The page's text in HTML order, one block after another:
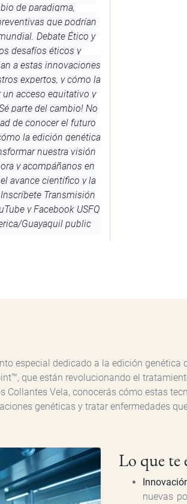
de paradigma,
que podrían
Debate Ético y
desafíos éticos y
a estas innovaciones
expertos, y cómo la
acceso equitativo y
parte del cambio! No
de conocer el futuro
la edición genética
nuestra visión
y acompáñanos en
avance científico y la
Transmisión
y Facebook USFQ
Guayaquil public
especial dedicado a la edición
que están revolucionando el
Collantes Vela, conocerás cómo estas
genéticas y tratar enfermedades
Lo que te
nuevas